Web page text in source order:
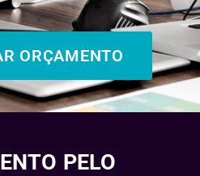
ORÇAMENTO
PELO